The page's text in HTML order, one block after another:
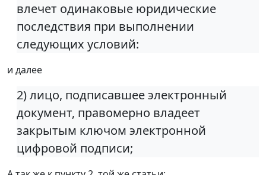
влечет одинаковые юридические
последствия при выполнении
следующих условий:
и далее
2) лицо, подписавшее электронный
документ, правомерно владеет
закрытым ключом электронной
цифровой подписи;